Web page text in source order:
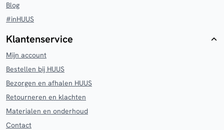
Blog
#inHUUS
Klantenservice
Mijn account
Bestellen bij HUUS
Bezorgen en afhalen HUUS
Retourneren en klachten
Materialen en onderhoud
Contact